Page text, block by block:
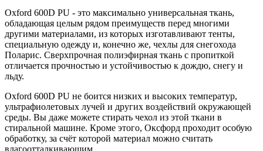
Oxford 600D PU - это максимально универсальная ткань,
обладающая целым рядом преимуществ перед многими
другими материалами, из которых изготавливают тенты,
специальную одежду и, конечно же, чехлы для снегохода
Поларис. Сверхпрочная полиэфирная ткань с пропиткой
отличается прочностью и устойчивостью к дождю, снегу и
льду.
Oxford 600D PU не боится низких и высоких температур,
ультрафиолетовых лучей и других воздействий окружающей
среды. Вы даже можете стирать чехол из этой ткани в
стиральной машине. Кроме этого, Оксфорд проходит особую
обработку, за счёт которой материал можно считать
влагоотталкивающим.